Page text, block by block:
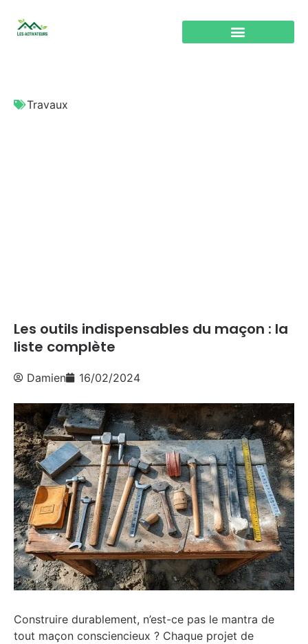
Travaux
Les outils indispensables du maçon : la
liste complète
Damien 16/02/2024
Construire durablement, n’est-ce pas le mantra de
tout maçon consciencieux ? Chaque projet de